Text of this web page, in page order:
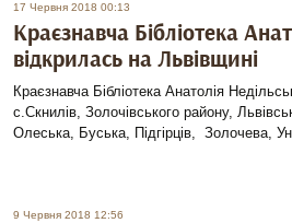
17 Червня 2018 00:13
Краєзнавча Бібліотека
відкрилась на Львівщині
Краєзнавча Бібліотека Анатолія
с.Скнилів, Золочівського району,
Олеська, Буська, Підгірців, Золочева,
9 Червня 2018 12:56